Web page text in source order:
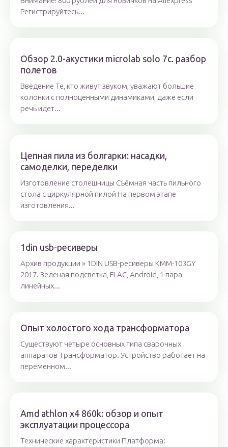
Регистрируйтесь...
Обзор 2.0-акустики microlab solo 7c. разбор
полетов
Введение Те, кто живут звуком, уважают большие
колонки с полноценными динамиками, даже если
речь идет...
Цепная пила из болгарки: насадки,
самоделки, переделки
Изготовление столешницы Съёмная часть пильного
стола с циркулярной пилой На первом этапе
изготовления...
1din usb-ресиверы
Архив продукции » 1DIN USB-ресиверы KMM-103GY
2017. Зеленая подсветка, FLAC, Android, 1 пара
линейных...
Опыт холостого хода трансформатора
Существуют четыре основных типа сварочных
аппаратов Трансформатор. Устройство работает на
переменном...
Amd athlon x4 860k: обзор и опыт
эксплуатации процессора
Технические характеристики Платформа: